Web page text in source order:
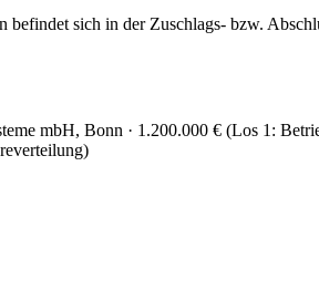
befindet sich in der Zuschlags- bzw.
mbH, Bonn · 1.200.000 € (Los 1:
)